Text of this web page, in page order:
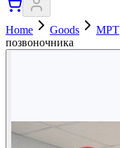
Home Goods МРТ
позвоночника